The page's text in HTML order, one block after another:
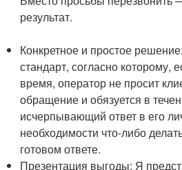
результат.
Конкретное и простое
стандарт, согласно которому,
время, оператор не просит
обращение и обязуется в
исчерпывающий ответ в его
необходимости что-либо
готовом ответе.
Презентация выгоды: Я